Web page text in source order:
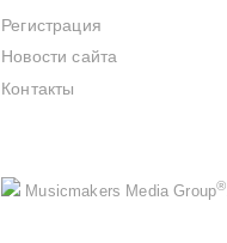
Регистрация
Новости сайта
Контакты
Musicmakers Media Group®